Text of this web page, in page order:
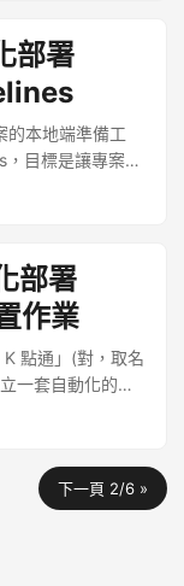
面草圖，確保了
在這個階段建
、Optional 型別
Struct 的關鍵差
、Image 與
、HStack 與
，並使用電子郵
康與健身」和
您連結」，因為
是個單機遊戲，
標示「未收集資
這樣算不算「收
third-party
what is
in real time.
advertising
vendors
你圖片檔拖入
位置時，Xcode
以適應 iPhone、
顯示情境。 你也
。 接著我們要進
制 為什麼要有這
或安裝的每一個
證 (Certificate)
身份證，用來證
是由一個已知
又可區分為開發
Certificate): 此張
測試 App。 分發
獨一無二的的全
部署
的本地端準備工
目標是讓專案能
步驟一：Apple
授權 Azure
Connect 帳
區塊。 選取「使
切換到「整合」
設定一個好辨識的
」。這個權限足
金鑰產生後，請
訊在後續設定中
設定 有了
部署
作業
點通」(對，取名
一套自動化的
是，當推送一個
，以供後續提
置作業必須先完
我們的 App。
下一頁 2/6 »